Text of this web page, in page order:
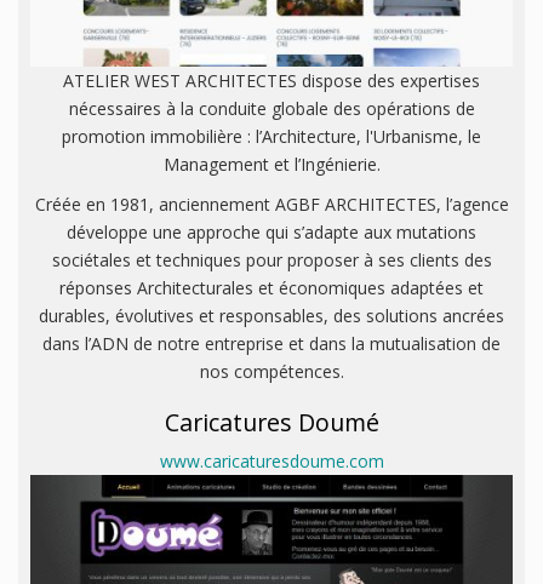
ATELIER WEST ARCHITECTES dispose des expertises
nécessaires à la conduite globale des opérations de
promotion immobilière : l’Architecture, l'Urbanisme, le
Management et l’Ingénierie.
Créée en 1981, anciennement AGBF ARCHITECTES, l’agence
développe une approche qui s’adapte aux mutations
sociétales et techniques pour proposer à ses clients des
réponses Architecturales et économiques adaptées et
durables, évolutives et responsables, des solutions ancrées
dans l’ADN de notre entreprise et dans la mutualisation de
nos compétences.
Caricatures Doumé
www.caricaturesdoume.com